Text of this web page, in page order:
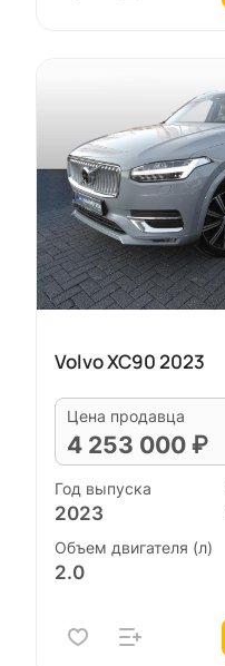
Volvo XC90 2023
Цена продавца
4 253 000 ₽
Год выпуска
2023
Объем двигателя (л)
2.0